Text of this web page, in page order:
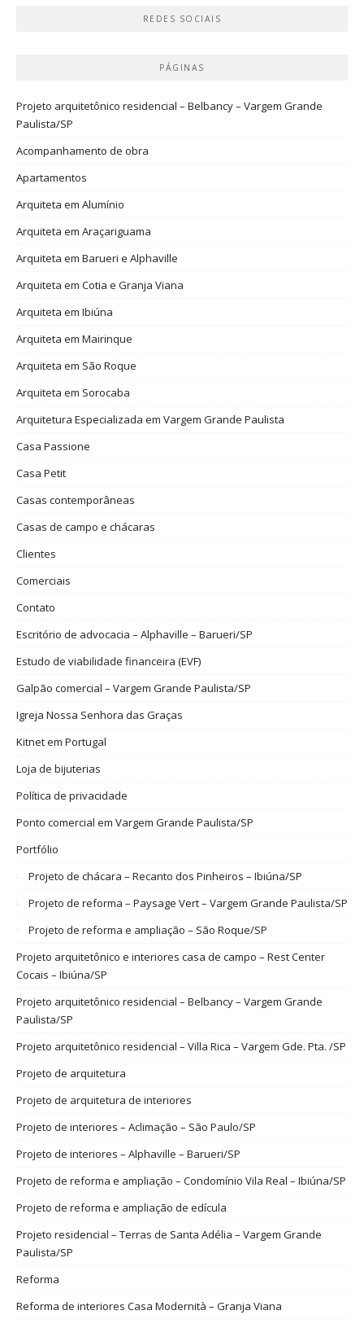
REDES SOCIAIS
PÁGINAS
Projeto arquitetônico residencial – Belbancy – Vargem Grande
Paulista/SP
Acompanhamento de obra
Apartamentos
Arquiteta em Alumínio
Arquiteta em Araçariguama
Arquiteta em Barueri e Alphaville
Arquiteta em Cotia e Granja Viana
Arquiteta em Ibiúna
Arquiteta em Mairinque
Arquiteta em São Roque
Arquiteta em Sorocaba
Arquitetura Especializada em Vargem Grande Paulista
Casa Passione
Casa Petit
Casas contemporâneas
Casas de campo e chácaras
Clientes
Comerciais
Contato
Escritório de advocacia – Alphaville – Barueri/SP
Estudo de viabilidade financeira (EVF)
Galpão comercial – Vargem Grande Paulista/SP
Igreja Nossa Senhora das Graças
Kitnet em Portugal
Loja de bijuterias
Política de privacidade
Ponto comercial em Vargem Grande Paulista/SP
Portfólio
Projeto de chácara – Recanto dos Pinheiros – Ibiúna/SP
Projeto de reforma – Paysage Vert – Vargem Grande Paulista/SP
Projeto de reforma e ampliação – São Roque/SP
Projeto arquitetônico e interiores casa de campo – Rest Center
Cocais – Ibiúna/SP
Projeto arquitetônico residencial – Belbancy – Vargem Grande
Paulista/SP
Projeto arquitetônico residencial – Villa Rica – Vargem Gde. Pta. /SP
Projeto de arquitetura
Projeto de arquitetura de interiores
Projeto de interiores – Aclimação – São Paulo/SP
Projeto de interiores – Alphaville – Barueri/SP
Projeto de reforma e ampliação – Condomínio Vila Real – Ibiúna/SP
Projeto de reforma e ampliação de edícula
Projeto residencial – Terras de Santa Adélia – Vargem Grande
Paulista/SP
Reforma
Reforma de interiores Casa Modernità – Granja Viana